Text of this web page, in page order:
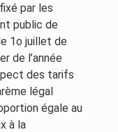
par les
public de
1o juillet de
de l’année
des tarifs
légal
égale au
à la